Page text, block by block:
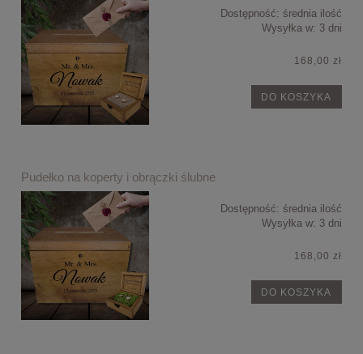
Dostępność: średnia ilość
Wysyłka w: 3 dni
168,00 zł
DO KOSZYKA
Pudełko na koperty i obrączki ślubne
Dostępność: średnia ilość
Wysyłka w: 3 dni
168,00 zł
DO KOSZYKA